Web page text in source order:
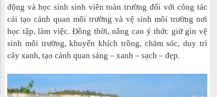
động và học sinh sinh viên toàn trường đối với công tác
cải tạo cảnh quan môi trường và vệ sinh môi trường nơi
học tập, làm việc. Đồng thời, nâng cao ý thức giữ gìn vệ
sinh môi trường, khuyến khích trồng, chăm sóc, duy trì
cây xanh, tạo cảnh quan sáng – xanh – sạch – đẹp.